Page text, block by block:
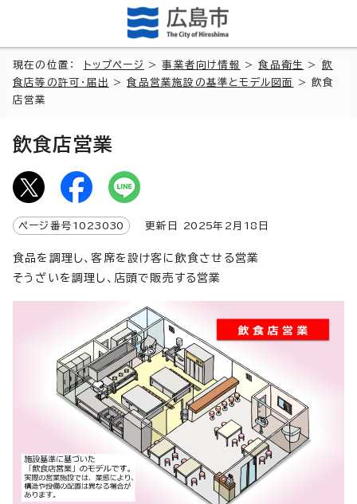
現在の位置： トップページ >事業者向け情報 >食品衛生 > 飲
食店等の許可・届出
>食品営業施設の基準とモデル図面
> 飲食
店営業
飲食店営業
ページ番号 1023030 更新日 2025年2月 18 日
食品を調理し、客席を設け客に飲食させる営業
そうざいを調理し、店頭で販売する営業